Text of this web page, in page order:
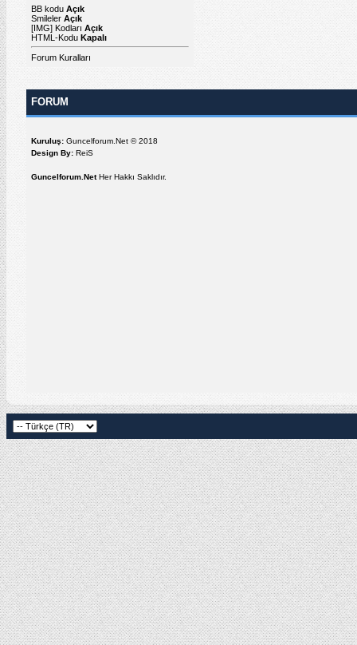
BB kodu Açık
Smileler Açık
[IMG] Kodları Açık
HTML-Kodu Kapalı
Forum Kuralları
FORUM
Kuruluş: Guncelforum.Net © 2018
Design By: ReiS
Guncelforum.NetHer Hakkı Saklıdır.